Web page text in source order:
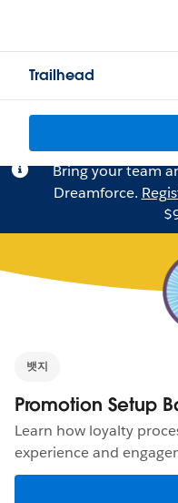
Trailhead
Bring your team
Dreamforce.
뱃지
Promotion Setup
Learn how loyalty
experience and